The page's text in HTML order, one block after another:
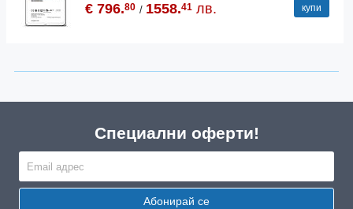
€ 796.80 / 1558.41 лв. купи
Специални оферти!
Абонирай се